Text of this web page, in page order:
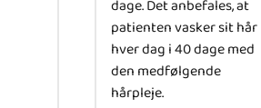
dage. Det anbefales, at
patienten vasker sit hår
hver dag i 40 dage med
den medfølgende
hårpleje.